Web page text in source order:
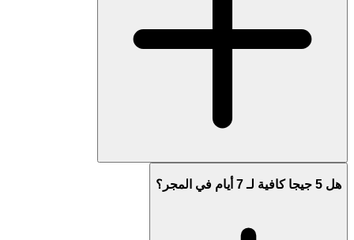
هل 5 جيجا كافية لـ 7 أيام في المجر؟